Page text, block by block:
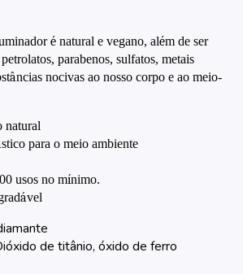
é natural e vegano, além de ser
parabenos, sulfatos, metais
âncias nocivas ao nosso corpo e ao meio-
natural
stico para o meio ambiente
usos no mínimo.
ável
de titânio, óxido de ferro